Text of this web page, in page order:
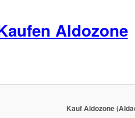
Aldozone
Kauf Aldozone